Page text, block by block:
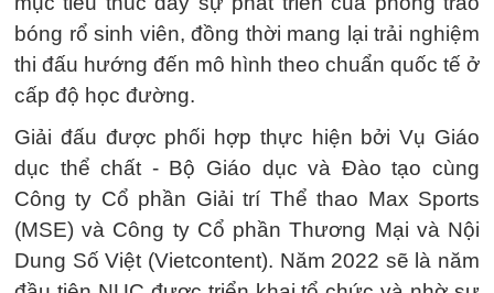
bóng rổ sinh viên, đồng thời mang lại trải nghiệm
thi đấu hướng đến mô hình theo chuẩn quốc tế ở
cấp độ học đường.
Giải đấu được phối hợp thực hiện bởi Vụ Giáo
dục thể chất - Bộ Giáo dục và Đào tạo cùng
Công ty Cổ phần Giải trí Thể thao Max Sports
(MSE) và Công ty Cổ phần Thương Mại và Nội
Dung Số Việt (Vietcontent). Năm 2022 sẽ là năm